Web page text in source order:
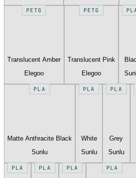
PETG
Translucent Amber
Elegoo
PETG
Translucent Pink
Elegoo
PLA
Matte Anthracite Black
Sunlu
PLA
White
Sunlu
PLA
Grey
Sunlu
PLA PLA PLA PLA